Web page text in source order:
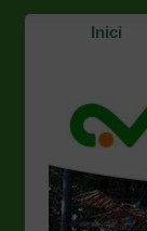
Inici